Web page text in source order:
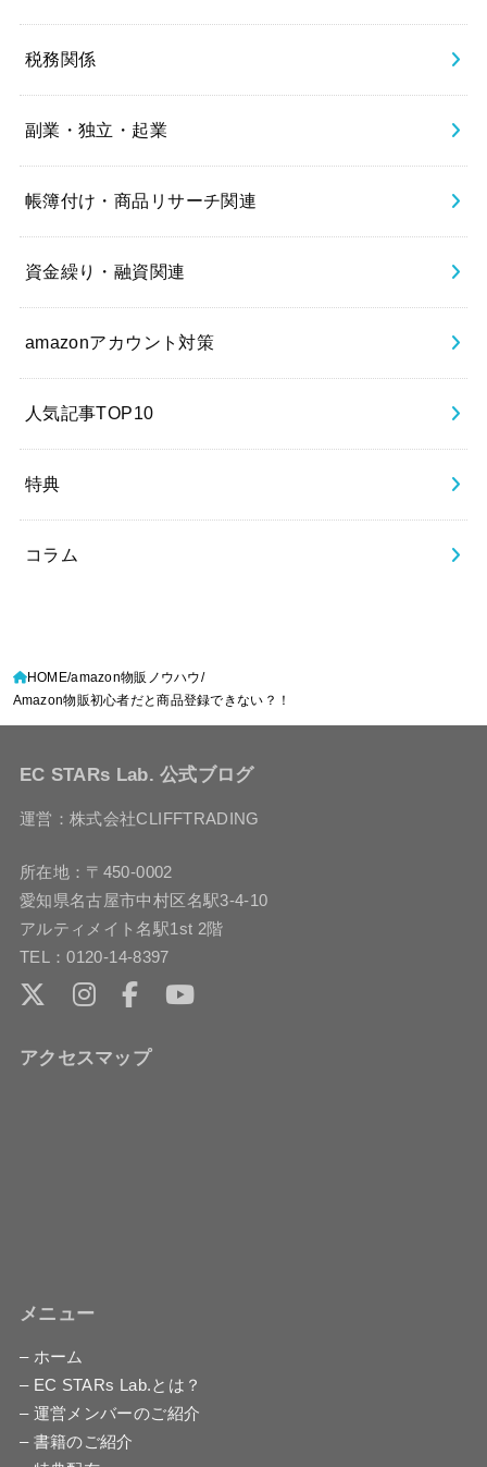
税務関係
副業・独立・起業
帳簿付け・商品リサーチ関連
資金繰り・融資関連
amazonアカウント対策
人気記事TOP10
特典
コラム
HOME amazon物販ノウハウ
Amazon物販初心者だと商品登録できない？！
EC STARs Lab. 公式ブログ
運営：株式会社CLIFFTRADING
所在地：〒450-0002
愛知県名古屋市中村区名駅3-4-10
アルティメイト名駅1st 2階
TEL：0120-14-8397
アクセスマップ
メニュー
– ホーム
– EC STARs Lab.とは？
– 運営メンバーのご紹介
– 書籍のご紹介